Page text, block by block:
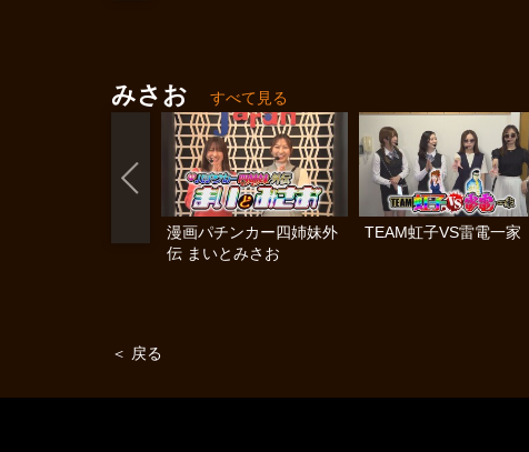
みさお すべて見る
漫画パチンカー四姉妹外
伝 まいとみさお
TEAM虹子VS雷電一家
＜ 戻る